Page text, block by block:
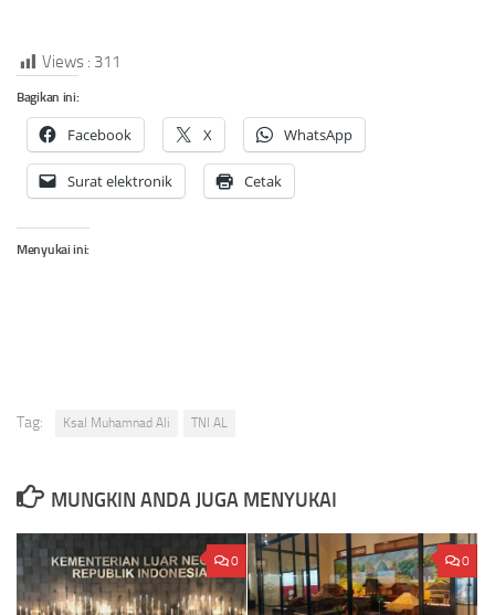
Views : 311
Bagikan ini:
Facebook X WhatsApp
Surat elektronik Cetak
Menyukai ini:
Tag: Ksal Muhamnad Ali TNI AL
MUNGKIN ANDA JUGA MENYUKAI
0 0